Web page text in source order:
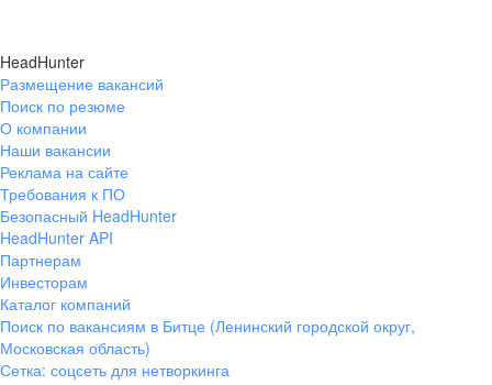
HeadHunter
Размещение вакансий
Поиск по резюме
О компании
Наши вакансии
Реклама на сайте
Требования к ПО
Безопасный HeadHunter
HeadHunter API
Партнерам
Инвесторам
Каталог компаний
Поиск по вакансиям в Битце (Ленинский городской округ,
Московская область)
Сетка: соцсеть для нетворкинга